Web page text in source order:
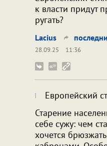
к власти придут
ругать?
Lacius
28.09.25
11:36
Европейский
Старение
себе сужу: чем
хочется